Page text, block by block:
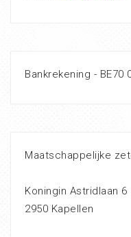
Bankrekening - BE70
Maatschappelijke
Koningin Astridlaan 6
2950 Kapellen